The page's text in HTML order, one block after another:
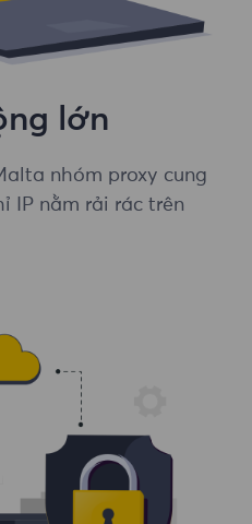
lớn
nhóm proxy cung
IP nằm rải rác trên